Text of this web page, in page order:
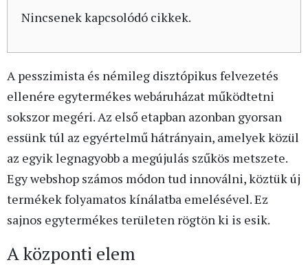
Nincsenek kapcsolódó cikkek.
A pesszimista és némileg disztópikus felvezetés
ellenére egytermékes webáruházat működtetni
sokszor megéri. Az első etapban azonban gyorsan
essünk túl az egyértelmű hátrányain, amelyek közül
az egyik legnagyobb a megújulás szűkös metszete.
Egy webshop számos módon tud innoválni, köztük új
termékek folyamatos kínálatba emelésével. Ez
sajnos egytermékes területen rögtön ki is esik.
A központi elem